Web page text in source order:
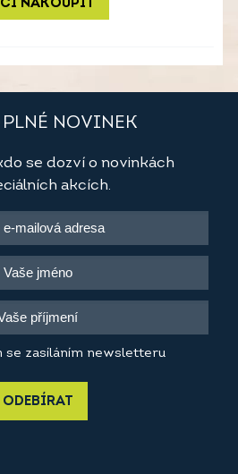
NAKOUPIT
NOVINEK
se dozví o novinkách
akcích.
se zasíláním newsletteru
ODEBÍRAT